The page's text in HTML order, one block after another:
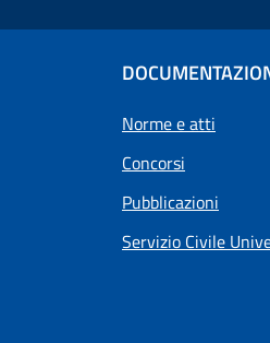
Norme e atti
Concorsi
Pubblicazioni
Servizio Civile